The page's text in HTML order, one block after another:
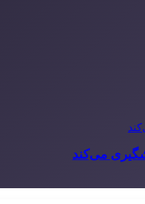
می‌کند